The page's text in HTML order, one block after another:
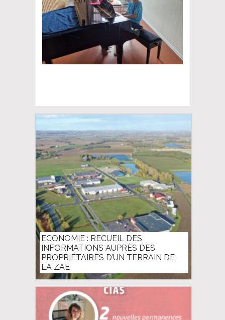
ECONOMIE : RECUEIL DES
INFORMATIONS AUPRÈS DES
PROPRIÉTAIRES D’UN TERRAIN DE
LA ZAE